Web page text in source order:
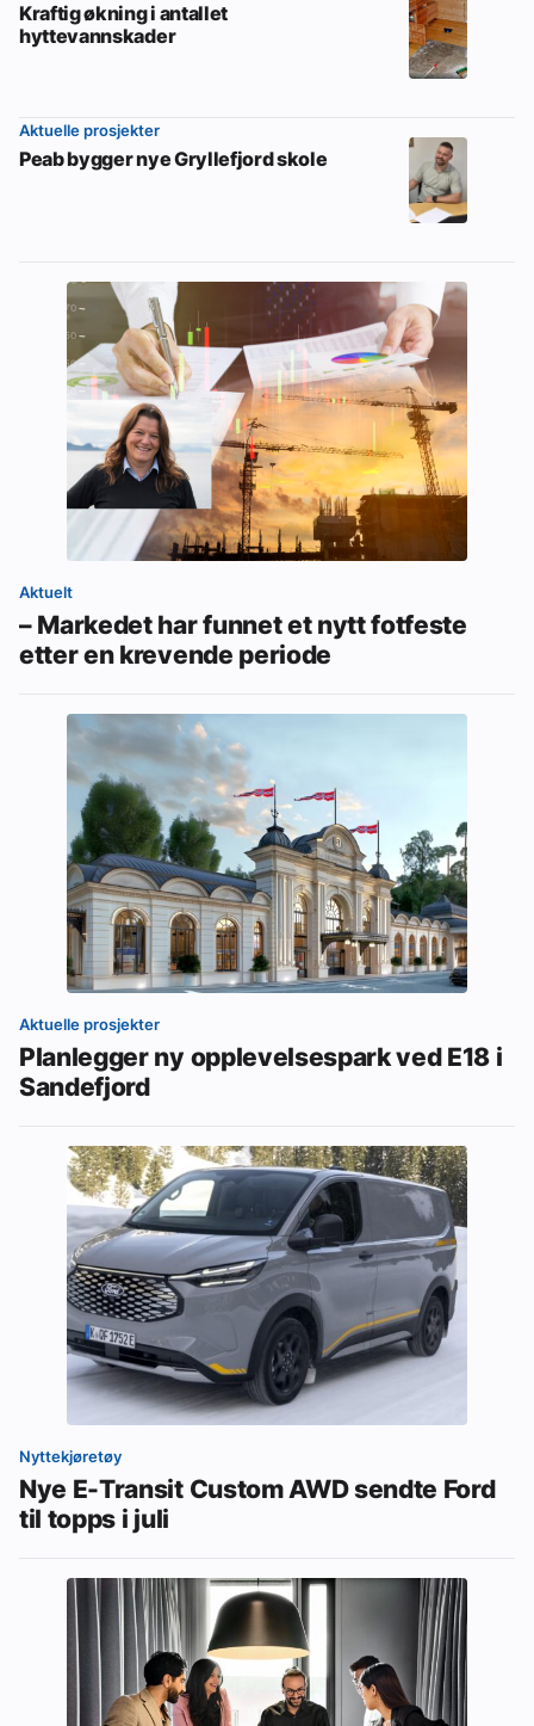
Kraftig økning i antallet
hyttevannskader
Aktuelle prosjekter
Peab bygger nye Gryllefjord skole
Aktuelt
– Markedet har funnet et nytt fotfeste
etter en krevende periode
Aktuelle prosjekter
Planlegger ny opplevelsespark ved E18 i
Sandefjord
Nyttekjøretøy
Nye E-Transit Custom AWD sendte Ford
til topps i juli